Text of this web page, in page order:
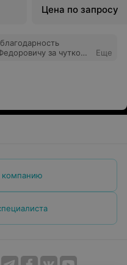
Цена по запросу
за чуткое
Очень рада, что
Обязательно буду
Еще
компанию